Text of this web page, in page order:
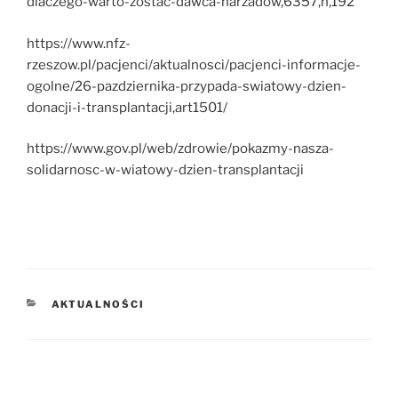
https://www.nfz-
rzeszow.pl/pacjenci/aktualnosci/pacjenci-informacje-
ogolne/26-pazdziernika-przypada-swiatowy-dzien-
donacji-i-transplantacji,art1501/
https://www.gov.pl/web/zdrowie/pokazmy-nasza-
solidarnosc-w-wiatowy-dzien-transplantacji
KATEGORIE
AKTUALNOŚCI